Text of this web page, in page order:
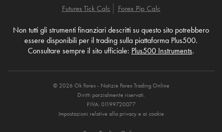
Futures Tick Calc
Forex Pip Calc
Non tutti gli strumenti finanziari descritti su questo sito potrebbero
essere disponibili per il trading sulla piattaforma Plus500.
Consultare sempre il sito ufficiale: Plus500 Instruments.
© 2026 Ok Forex - Notizie Forex Trading Online
Diritti parzialmente riservati.
P.IVA: 01199720077
Impostazioni relative alla privacy e ai cookie